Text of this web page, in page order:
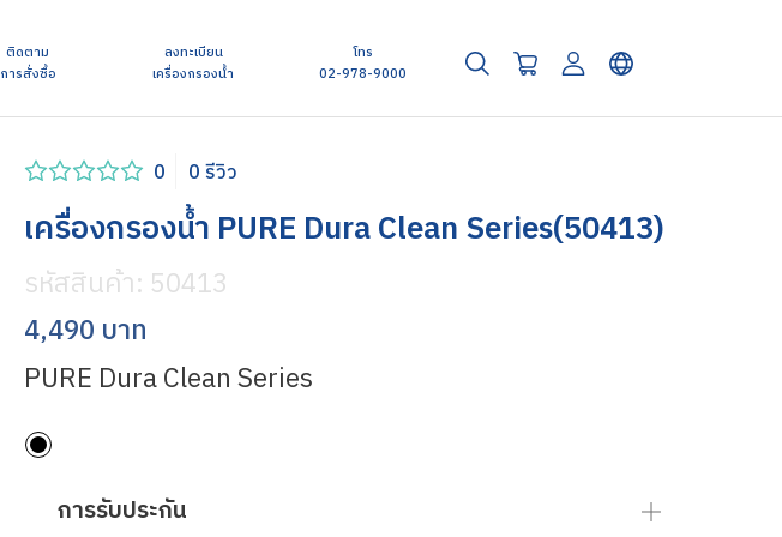
ติดตาม
การสั่งซื้อ
ลงทะเบียน
เครื่องกรองน้ำ
โทร
02-978-9000
0 0 รีวิว
เครื่องกรองน้ำ PURE Dura Clean Series(50413)
รหัสสินค้า: 50413
4,490 บาท
PURE Dura Clean Series
การรับประกัน